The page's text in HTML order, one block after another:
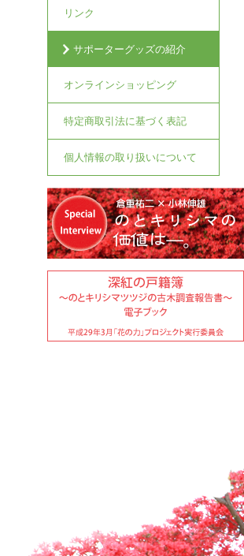
リンク
サポーターグッズの紹介
オンラインショッピング
特定商取引法に基づく表記
個人情報の取り扱いについて